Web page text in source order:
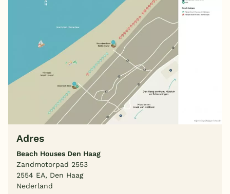
Adres
Beach Houses Den Haag
Zandmotorpad 2553
2554 EA, Den Haag
Nederland